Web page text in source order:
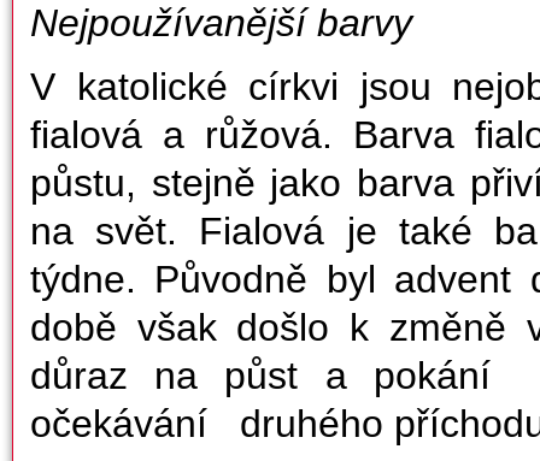
Nejpoužívanější barvy
V katolické církvi jsou
fialová a růžová. Barva
půstu, stejně jako barva
na svět. Fialová je také
týdne. Původně byl advent
době však došlo k změně
důraz na půst a pokání
očekávání druhého